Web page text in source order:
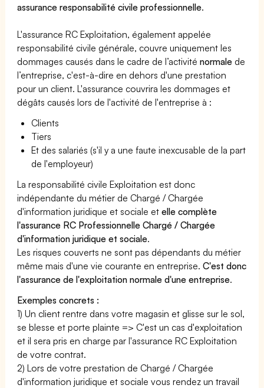
assurance responsabilité civile professionnelle.
L'assurance RC Exploitation, également appelée
responsabilité civile générale, couvre uniquement les
dommages causés dans le cadre de l’activiténormale de
l’entreprise, c'est-à-dire en dehors d'une prestation
pour un client. L'assurance couvrira les dommages et
dégâts causés lors de l'activité de l'entreprise à :
Clients
Tiers
Et des salariés (s'il y a une faute inexcusable de la part
de l'employeur)
La responsabilité civile Exploitation est donc
indépendante du métier de Chargé / Chargée
d'information juridique et sociale etelle complète
l'assurance RC Professionnelle Chargé / Chargée
d'information juridique et sociale.
Les risques couverts ne sont pas dépendants du métier
même mais d'une vie courante en entreprise.C'est donc
l'assurance de l'exploitation normale d'une entreprise.
Exemples concrets :
1) Un client rentre dans votre magasin et glisse sur le sol,
se blesse et porte plainte => C'est un cas d'exploitation
et il sera pris en charge par l'assurance RC Exploitation
de votre contrat.
2) Lors de votre prestation de Chargé / Chargée
d'information juridique et sociale vous rendez un travail